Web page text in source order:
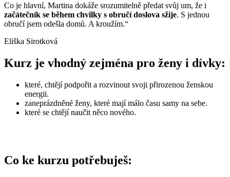
Co je hlavní, Martina dokáže srozumitelně předat svůj um, že i
začátečník se během chvilky s obručí doslova sžije. S jednou
obručí jsem odešla domů. A kroužím.“
Eliška Sirotková
Kurz je vhodný zejména pro ženy i dívky:
které, chtějí podpořit a rozvinout svoji přirozenou ženskou
energii.
zaneprázdněné ženy, které mají málo času samy na sebe.
které se chtějí naučit něco nového.
Co ke kurzu potřebuješ: